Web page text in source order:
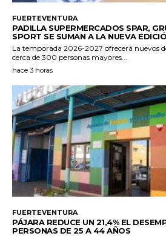
FUERTEVENTURA
PADILLA SUPERMERCADOS SPAR,
SPORT SE SUMAN A LA NUEVA
La temporada 2026-2027 ofrecerá nuevos
cerca de 300 personas mayores...
hace 3 horas
FUERTEVENTURA
PÁJARA REDUCE UN 21,4% EL
PERSONAS DE 25 A 44 AÑOS